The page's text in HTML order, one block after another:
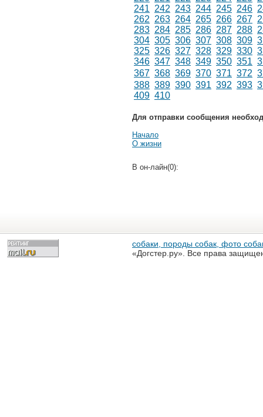
241 242 243 244 245 246
262 263 264 265 266 267
283 284 285 286 287 288
304 305 306 307 308 309
325 326 327 328 329 330
346 347 348 349 350 351
367 368 369 370 371 372
388 389 390 391 392 393
409 410
Для отправки сообщения
Начало
О жизни
В он-лайн(0):
собаки, породы собак, фото
«Догстер.ру». Все права